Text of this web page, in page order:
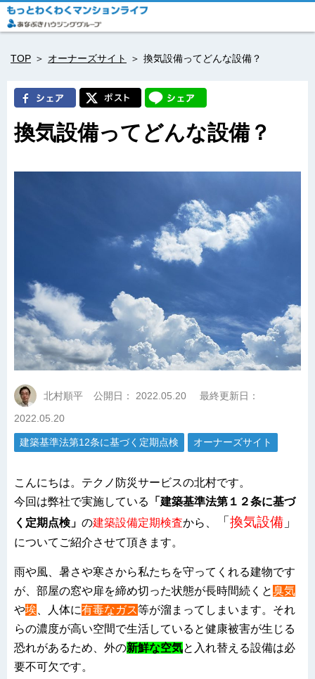
TOP オーナーズサイト 換気設備ってどんな設備？
換気設備ってどんな設備？
北村順平 公開日： 2022.05.20
最終更新日：
2022.05.20
建築基準法第12条に基づく定期点検 オーナーズサイト
こんにちは。テクノ防災サービスの北村です。
今回は弊社で実施している
「建築基準法第１２条に基づ
く定期点検」 の建築設備定期検査から、 「 換気設備 」
についてご紹介させて頂きます。
雨や風、暑さや寒さから私たちを守ってくれる建物です
が、部屋の窓や扉を締め切った状態が長時間続くと臭気
や埃 、人体に有毒なガス等が溜まってしまいます。それ
らの濃度が高い空間で生活していると健康被害が生じる
恐れがあるため、外の新鮮な空気と入れ替える設備は必
要不可欠です。